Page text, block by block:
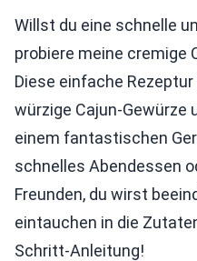
Willst du eine schnelle
probiere meine cremige
Diese einfache
würzige Cajun-Gewürze
einem fantastischen
schnelles Abendessen
Freunden, du wirst
eintauchen in die
Schritt-Anleitung!